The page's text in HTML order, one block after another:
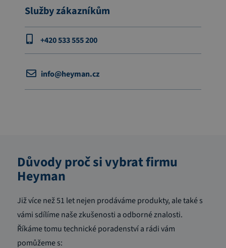
Služby zákazníkům
+420 533 555 200
info@heyman.cz
Důvody proč si vybrat firmu
Heyman
Již více než 51 let nejen prodáváme produkty, ale také s
vámi sdílíme naše zkušenosti a odborné znalosti.
Říkáme tomu technické poradenství a rádi vám
pomůžeme s: